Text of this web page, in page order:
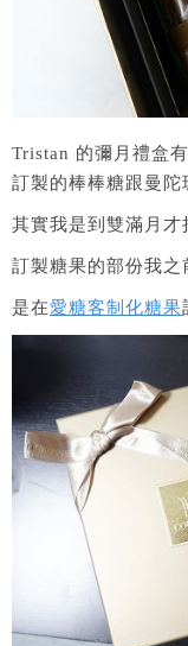
Tristan 的彌月禮盒
訂製的棒棒糖跟曼陀
其實我是到雙滿月才
訂製糖果的部份我之
是在愛糖客制化糖果